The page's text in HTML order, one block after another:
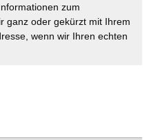
zum
ganz oder gekürzt mit Ihrem
wenn wir Ihren echten